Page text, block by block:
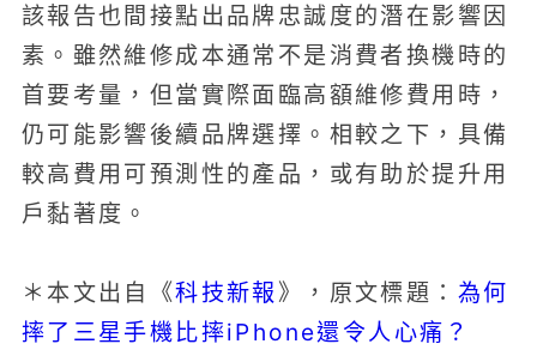
該報告也間接點出品牌忠誠度的潛在影響因
素。雖然維修成本通常不是消費者換機時的
首要考量，但當實際面臨高額維修費用時，
仍可能影響後續品牌選擇。相較之下，具備
較高費用可預測性的產品，或有助於提升用
戶黏著度。
＊本文出自《科技新報 》，原文標題： 為何
摔了三星手機比摔iPhone還令人心痛？